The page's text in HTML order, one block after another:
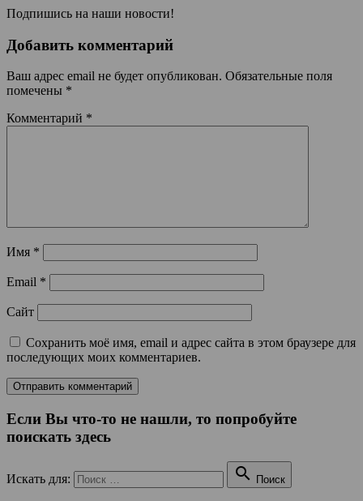
Подпишись на наши новости!
Добавить комментарий
Ваш адрес email не будет опубликован. Обязательные поля
помечены *
Комментарий *
Имя *
Email *
Сайт
Сохранить моё имя, email и адрес сайта в этом браузере для
последующих моих комментариев.
Если Вы что-то не нашли, то попробуйте
поискать здесь
Искать для:  Поиск